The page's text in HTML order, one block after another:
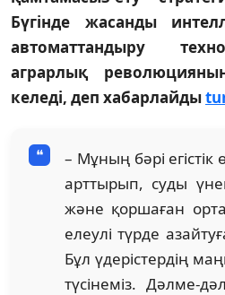
Бүгінде жасанды
автоматтандыру
аграрлық
келеді, деп хабарлайды
– Мұның бәрі
арттырып, суды
және қоршаған
елеулі түрде
Бұл үдерістердің
түсінеміз. Дәлме-